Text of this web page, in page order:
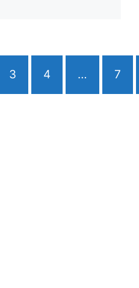
3 4 … 7